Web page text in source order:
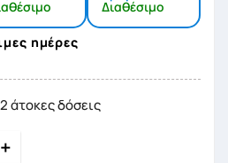
Διαθέσιμο
ημέρες
άτοκες δόσεις